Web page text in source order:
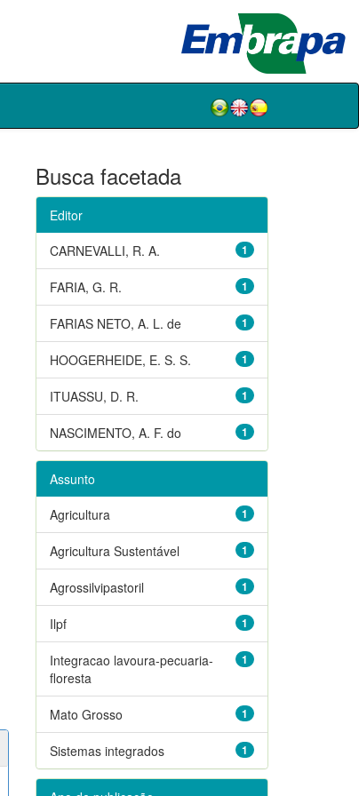
Busca facetada
Editor
1
CARNEVALLI, R. A.
1
FARIA, G. R.
1
FARIAS NETO, A. L. de
1
HOOGERHEIDE, E. S. S.
1
ITUASSU, D. R.
1
NASCIMENTO, A. F. do
Assunto
1
Agricultura
1
Agricultura Sustentável
1
Agrossilvipastoril
1
Ilpf
1
Integracao lavoura-pecuaria-
floresta
1
Mato Grosso
1
Sistemas integrados